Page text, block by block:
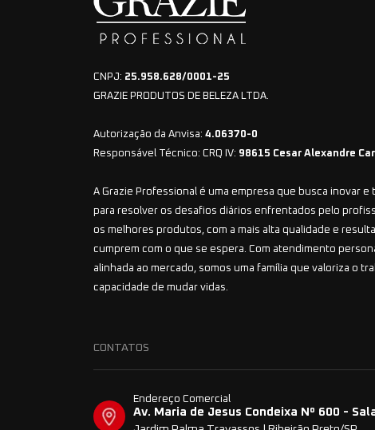
CNPJ: 25.958.628/0001-25
GRAZIE PRODUTOS DE BELEZA LTDA.
Autorização da Anvisa: 4.06370-0
Responsável Técnico: CRQ IV: 98615 Cesar Alexandre
A Grazie Professional é uma empresa que busca inovar
para resolver os desafios diários enfrentados pelo
os melhores produtos, com a mais alta qualidade e
cumprem com o que se espera. Com atendimento
alinhada ao mercado, somos uma família que valoriza o
capacidade de mudar vidas.
CONTATOS
Endereço Comercial
Av. Maria de Jesus Condeixa Nº 600 -